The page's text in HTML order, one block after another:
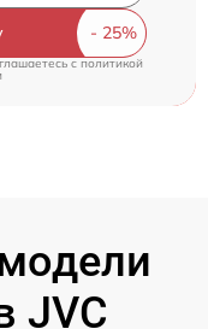
cполитикой
JVC